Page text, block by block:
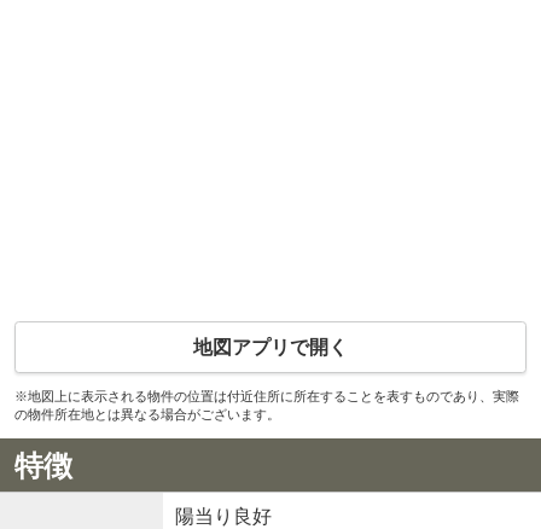
地図アプリで開く
※地図上に表示される物件の位置は付近住所に所在することを表すものであり、実際
の物件所在地とは異なる場合がございます。
特徴
陽当り良好